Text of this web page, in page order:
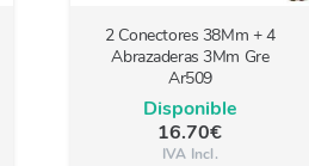
2 Conectores 38Mm + 4
Abrazaderas 3Mm Gre
Ar509
Disponible
16.70€
IVA Incl.